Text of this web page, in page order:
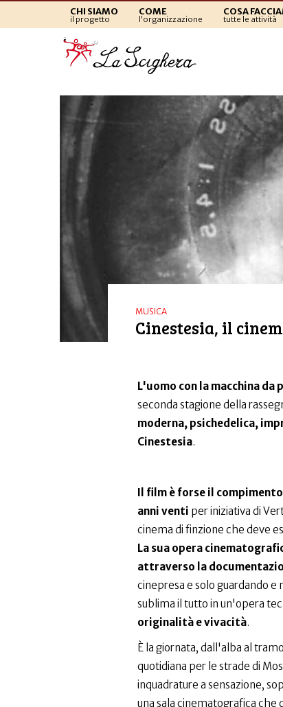
CHI SIAMO
il progetto
COME
l'organizzazione
COSA
tutte le attività
MUSICA
Cinestesia, il
L'uomo con la macchina da
seconda stagione della
moderna, psichedelica,
Cinestesia.
Il film è forse il
anni venti per iniziativa di
cinema di finzione che deve
La sua opera
attraverso la
cinepresa e solo guardando e
sublima il tutto in un'opera
originalità e vivacità.
È la giornata, dall'alba al
quotidiana per le strade di
inquadrature a sensazione,
una sala cinematografica che